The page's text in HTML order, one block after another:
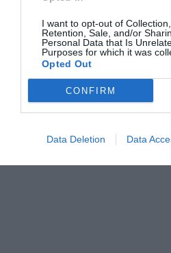
I want to opt-out of Collection,
Retention, Sale, and/or
Personal Data that Is
Purposes for which it was
Opted Out
CONFIRM
Data Deletion Data